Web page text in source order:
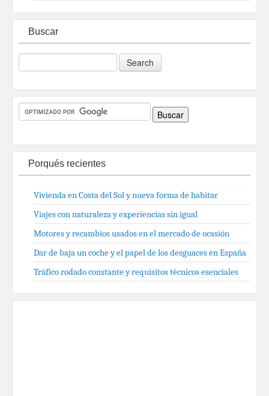
Buscar
Porqués recientes
Vivienda en Costa del Sol y nueva forma de habitar
Viajes con naturaleza y experiencias sin igual
Motores y recambios usados en el mercado de ocasión
Dar de baja un coche y el papel de los desguaces en España
Tráfico rodado constante y requisitos técnicos esenciales